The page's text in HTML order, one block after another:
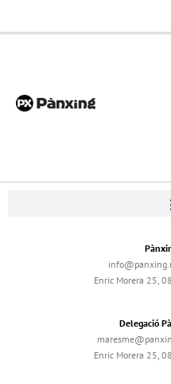
Enric Morera 25,
Delegació
Enric Morera 25,